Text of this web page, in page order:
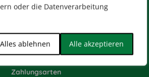
oder die Datenverarbeitung
Alles ablehnen Alle akzeptieren
HILFE & KONTAKT
Zahlungsarten